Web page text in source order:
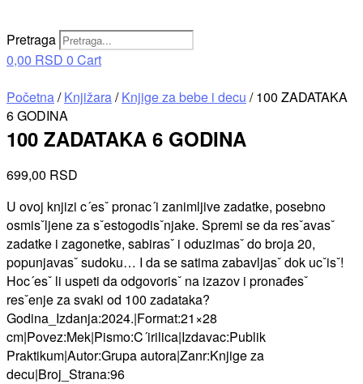
Pretraga
0,00 RSD 0 Cart
Početna/Knjižara/Knjige za bebe i decu / 100 ZADATAKA
6 GODINA
100 ZADATAKA 6 GODINA
699,00 RSD
U ovoj knjizi c´esˇ pronac´i zanimljive zadatke, posebno
osmisˇljene za sˇestogodisˇnjake. Spremi se da resˇavasˇ
zadatke i zagonetke, sabirasˇ i oduzimasˇ do broja 20,
popunjavasˇ sudoku… I da se satima zabavljasˇ dok ucˇisˇ!
Hoc´esˇ li uspeti da odgovorisˇ na izazov i pronađesˇ
resˇenje za svaki od 100 zadataka?
Godina_Izdanja:2024.|Format:21×28
cm|Povez:Mek|Pismo:C´irilica|Izdavac:Publik
Praktikum|Autor:Grupa autora|Zanr:Knjige za
decu|Broj_Strana:96